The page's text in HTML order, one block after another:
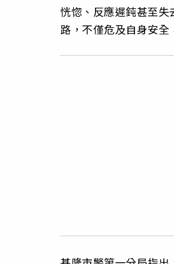
恍惚、反應遲鈍甚至
路，不僅危及自身安全